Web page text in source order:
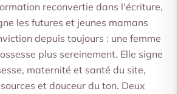
reconvertie dans l'écriture,
les futures et jeunes mamans
depuis toujours : une femme
plus sereinement. Elle signe
maternité et santé du site,
et douceur du ton. Deux